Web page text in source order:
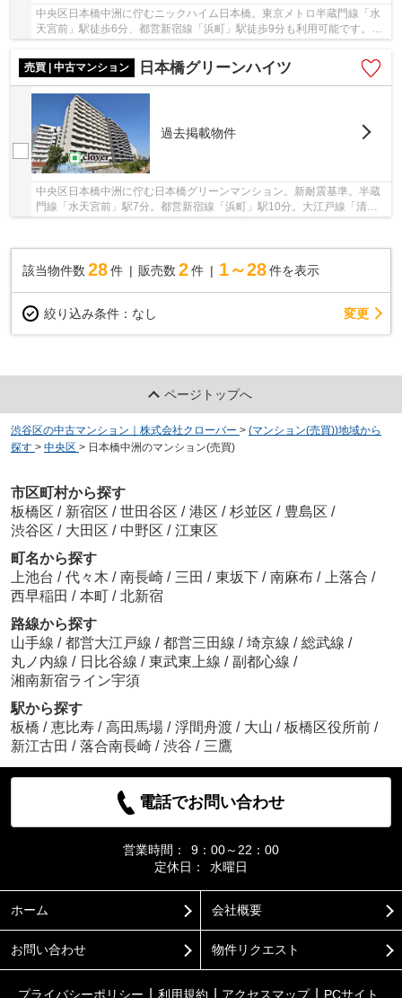
中央区日本橋中洲に佇むニックハイム日本橋。東京メトロ半蔵門線「水
天宮前」駅徒歩6分、都営新宿線「浜町」駅徒歩9分も利用可能です。周
辺はオフィスビルと住宅が混在するエリアで、...
売買 | 中古マンション
日本橋グリーンハイツ
過去掲載物件
中央区日本橋中洲に佇む日本橋グリーンマンション。新耐震基準。半蔵
門線「水天宮前」駅7分。都営新宿線「浜町」駅10分。大江戸線「清澄
白河」駅12分と複数路線利用可能で便利な立地で...
該当物件数 28件 販売数 2 件 1～28 件を表示
絞り込み条件： なし 変更
ページトップへ
渋谷区の中古マンション｜株式会社クローバー > (マンション(売買))地域から
探す > 中央区 > 日本橋中洲のマンション(売買)
市区町村から探す
板橋区 / 新宿区 / 世田谷区 / 港区 / 杉並区 / 豊島区 /
渋谷区 / 大田区 / 中野区 / 江東区
町名から探す
上池台 / 代々木 / 南長崎 / 三田 / 東坂下 / 南麻布 / 上落合 /
西早稲田 / 本町 / 北新宿
路線から探す
山手線 / 都営大江戸線 / 都営三田線 / 埼京線 / 総武線 /
丸ノ内線 / 日比谷線 / 東武東上線 / 副都心線 /
湘南新宿ライン宇須
駅から探す
板橋 / 恵比寿 / 高田馬場 / 浮間舟渡 / 大山 / 板橋区役所前 /
新江古田 / 落合南長崎 / 渋谷 / 三鷹
電話でお問い合わせ
営業時間：
9：00～22：00
定休日：
水曜日
ホーム 会社概要
お問い合わせ 物件リクエスト
プライバシーポリシー 利用規約 アクセスマップ PCサイト